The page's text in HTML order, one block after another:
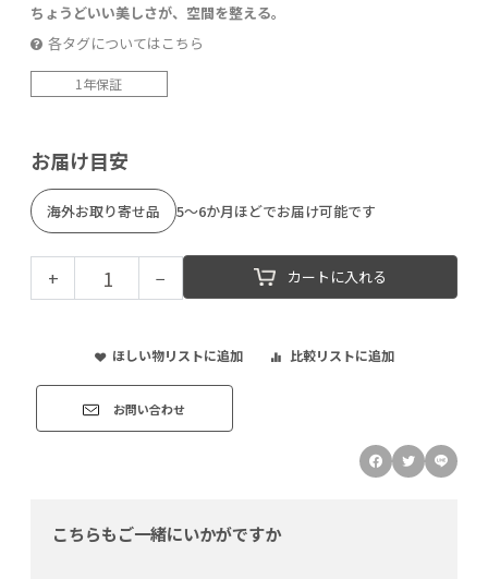
ちょうどいい美しさが、空間を整える。
各タグについてはこちら
1年保証
お届け目安
海外お取り寄せ品 5～6か月ほどでお届け可能です
+ − カートに入れる
ほしい物リストに追加 比較リストに追加
お問い合わせ
こちらもご一緒にいかがですか